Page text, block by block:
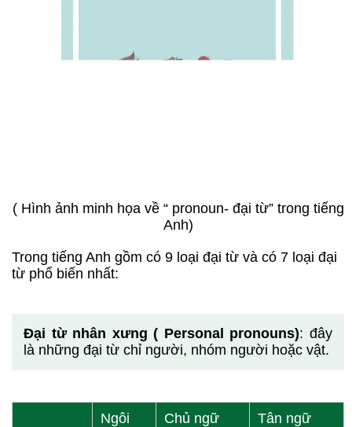
( Hình ảnh minh họa về “ pronoun- đại từ” trong tiếng
Anh)
Trong tiếng Anh gồm có 9 loại đại từ và có 7 loại đại
từ phổ biến nhất:
Đại từ nhân xưng ( Personal pronouns): đây
là những đại từ chỉ người, nhóm người hoặc vật.
Ngôi Chủ ngữ Tân ngữ